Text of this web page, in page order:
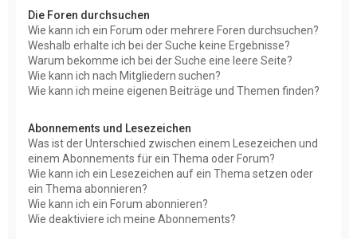
Die Foren durchsuchen
Wie kann ich ein Forum oder mehrere Foren durchsuchen?
Weshalb erhalte ich bei der Suche keine Ergebnisse?
Warum bekomme ich bei der Suche eine leere Seite?
Wie kann ich nach Mitgliedern suchen?
Wie kann ich meine eigenen Beiträge und Themen finden?
Abonnements und Lesezeichen
Was ist der Unterschied zwischen einem Lesezeichen und
einem Abonnements für ein Thema oder Forum?
Wie kann ich ein Lesezeichen auf ein Thema setzen oder
ein Thema abonnieren?
Wie kann ich ein Forum abonnieren?
Wie deaktiviere ich meine Abonnements?